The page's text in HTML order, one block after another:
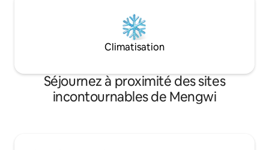
Climatisation
Séjournez à proximité des sites
incontournables de Mengwi